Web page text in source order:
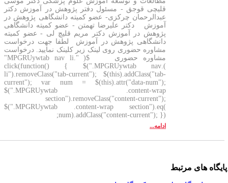
قلیچی قوجق - مسئول دفتر پژوهش در آموزش دکتر
عبدالرحمان چرکزی- عضو کمیته دانشگاهی پژوهش در
آموزش دکتر علیرضا تهمتن - عضو کمیته دانشگاهی
پژوهش در آموزش دکتر مریم قلیچ لی - عضو کمیته
دانشگاهی پژوهش در آموزش لطفا جهت درخواست
مشاوره حضوری روی لینک زیر کلینک نمایید. درخواست
مشاوره حضوری $( ".MPGRUywtab nav li"
).click(function() { $(".MPGRUywtab nav
li").removeClass("tab-current"); $(this).addClass("tab-
current"); var num = $(this).attr("data-num");
$(".MPGRUywtab .content-wrap
section").removeClass("content-current");
$(".MPGRUywtab .content-wrap section").eq(
num).addClass("content-current"); });
ادامه...
های مرتبط